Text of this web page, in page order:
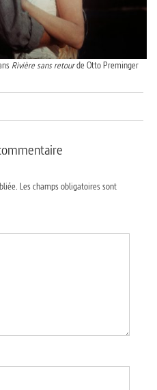
Rivière sans retourde Otto Preminger
Les champs obligatoires sont